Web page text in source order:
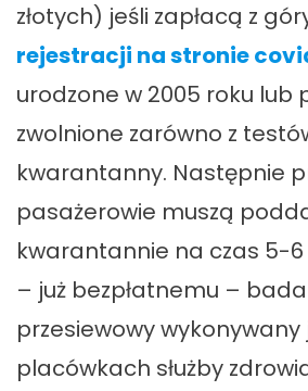
złotych) jeśli zapłacą z
rejestracji na stronie
urodzone w 2005 roku lub
zwolnione zarówno z
kwarantanny. Następnie
pasażerowie muszą
kwarantannie na czas 5-
– już bezpłatnemu –
przesiewowy wykonywany
placówkach służby